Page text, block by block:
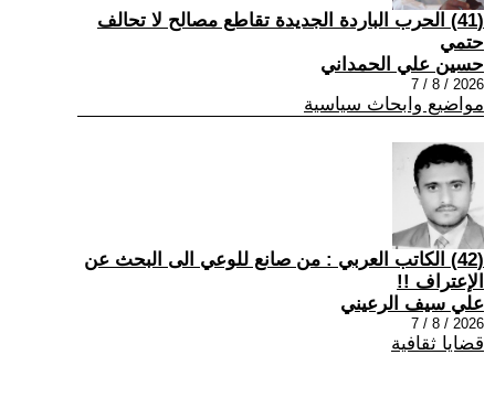
(41) الحرب الباردة الجديدة تقاطع مصالح لا تحالف
حتمي
حسين علي الحمداني
2026 / 8 / 7
مواضيع وابحاث سياسية
(42) الكاتب العربي : من صانع للوعي الى البحث عن
الإعتراف !!
علي سيف الرعيني
2026 / 8 / 7
قضايا ثقافية